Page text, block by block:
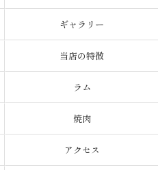
ギャラリー
当店の特徴
ラム
焼肉
アクセス